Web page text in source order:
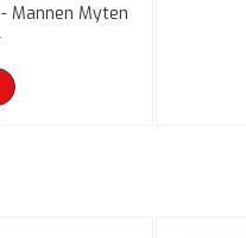
Mannen Myten